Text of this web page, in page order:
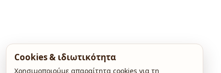
Cookies & ιδιωτικότητα
Χρησιμοποιούμε απαραίτητα cookies για τη